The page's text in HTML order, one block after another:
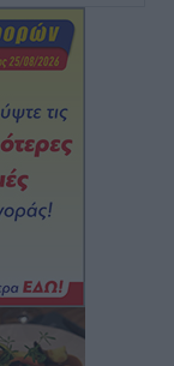
επιτυχία,
Τι έχει